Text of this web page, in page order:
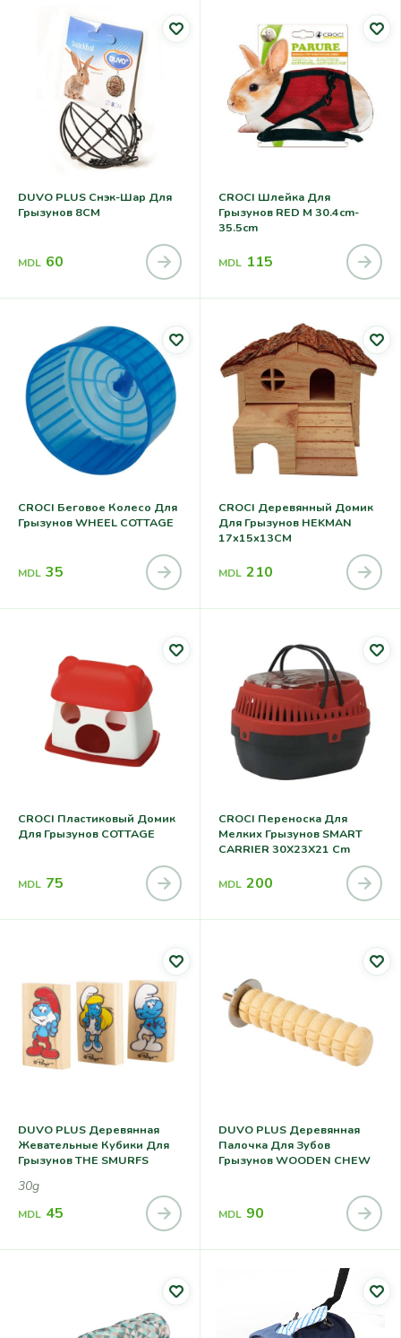
DUVO PLUS Снэк-Шар Для
Грызунов 8CM
MDL 60
CROCI Шлейка Для
Грызунов RED M 30.4cm-
35.5cm
MDL 115
CROCI Беговое Колесо Для
Грызунов WHEEL COTTAGE
MDL 35
CROCI Деревянный Домик
Для Грызунов HEKMAN
17x15x13CM
MDL 210
CROCI Пластиковый Домик
Для Грызунов COTTAGE
MDL 75
CROCI Переноска Для
Мелких Грызунов SMART
CARRIER 30X23X21 Cm
MDL 200
DUVO PLUS Деревянная
Жевательные Кубики Для
Грызунов THE SMURFS
30g
MDL 45
DUVO PLUS Деревянная
Палочка Для Зубов
Грызунов WOODEN CHEW
MDL 90